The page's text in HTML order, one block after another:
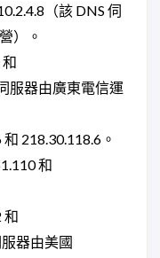
（該 DNS 伺
）。
服器由廣東電信運
218.30.118.6。
和
和
器由美國